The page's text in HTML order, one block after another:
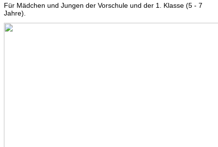
Für Mädchen und Jungen der Vorschule und der 1. Klasse (5 - 7
Jahre).